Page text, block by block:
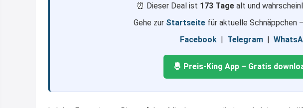
⏰ Dieser Deal ist 173 Tagealt und
Gehe zur Startseite für aktuelle Schnäppchen
Facebook | Telegram |
🤴 Preis-King App – Gratis